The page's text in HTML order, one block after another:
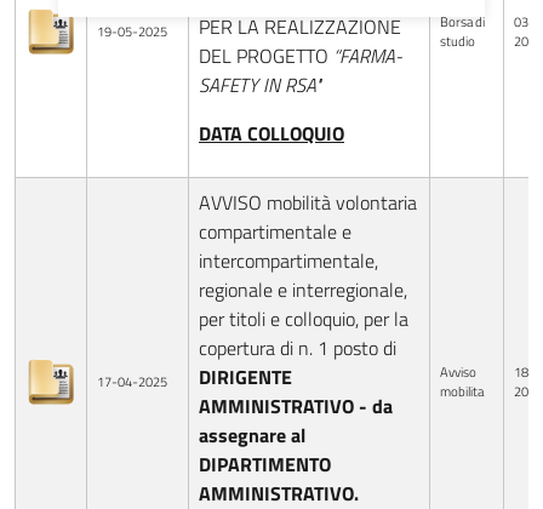
19-05-2025
PER LA REALIZZAZIONE
DEL PROGETTO “FARMA-
SAFETY IN RSA"
DATA COLLOQUIO
Borsa di
studio
03-
2025
17-04-2025
AVVISO mobilità volontaria
compartimentale e
intercompartimentale,
regionale e interregionale,
per titoli e colloquio, per la
copertura di n. 1 posto di
DIRIGENTE
AMMINISTRATIVO- da
assegnare al
DIPARTIMENTO
AMMINISTRATIVO.
Avviso
mobilita
18-
2025